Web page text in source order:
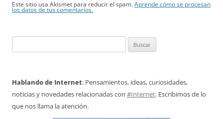
Este sitio usa Akismet para reducir el spam. Aprende cómo se procesan
los datos de tus comentarios.
Hablando de Internet: Pensamientos, ideas, curiosidades,
noticias y novedades relacionadas con #Internet. Escribimos de lo
que nos llama la atención.